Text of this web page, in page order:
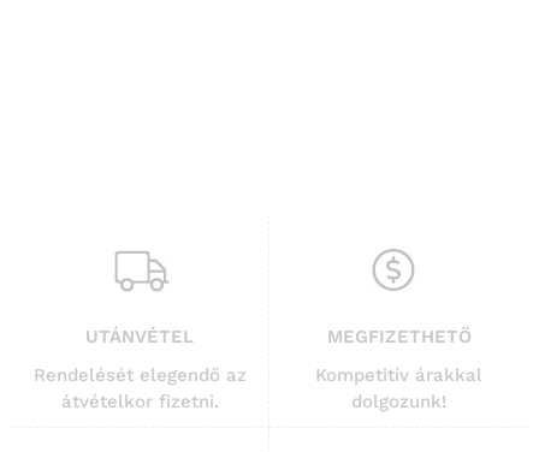
UTÁNVÉTEL
Rendelését elegendő az
átvételkor fizetni.
MEGFIZETHETŐ
Kompetitív árakkal
dolgozunk!